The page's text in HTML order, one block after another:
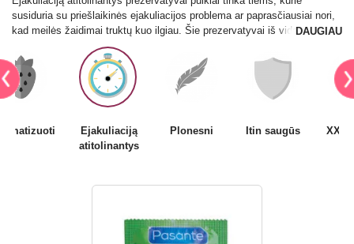
susiduria su priešlaikinės ejakuliacijos problema ar paprasčiausiai nori,
kad meilės žaidimai truktų kuo ilgiau. Šie prezervatyvai iš vidaus
padengti specialia medžiaga, kuri sumažina jautrumą ir taip padeda
atitolinti ejakuliaciją. Jie tiesios formos, patogiai užmaunami, tačiau
pagaminti iš šiek tiek storesnio latekso sluoksnio, kad sumažintų
stimuliacijos intensyvumą ir leistų ilgiau mėgautis abipusiu malonumu.
DAUGIAU
Aromatizuoti
Ejakuliaciją
atitolinantys
Plonesni Itin saugūs XXL